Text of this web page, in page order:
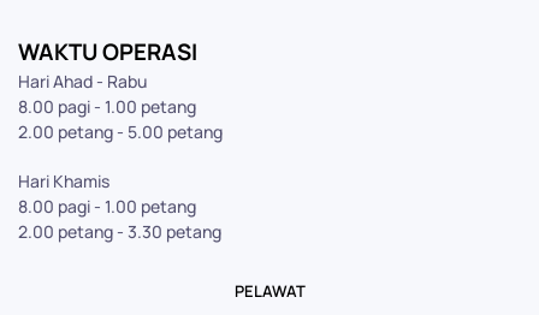
WAKTU OPERASI
Hari Ahad - Rabu
8.00 pagi - 1.00 petang
2.00 petang - 5.00 petang
Hari Khamis
8.00 pagi - 1.00 petang
2.00 petang - 3.30 petang
PELAWAT